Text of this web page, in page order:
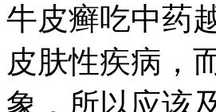
牛皮癣吃中药
皮肤性疾病，
象，所以应该